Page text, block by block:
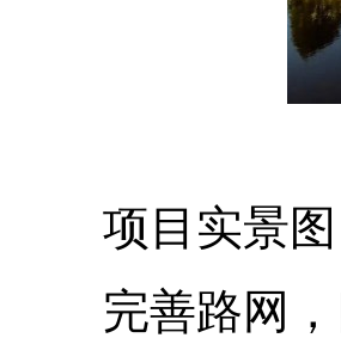
项目实景图
完善路网，